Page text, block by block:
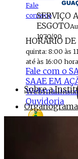
Fale
conosco
SERVIÇO
ESGOTO
1970/90
HORÁRIO
quinta: 8:00 às
até às 16:00
Fale com o
SAAE EM
Webmail
Ouvidoria
Sobre a
Organograma